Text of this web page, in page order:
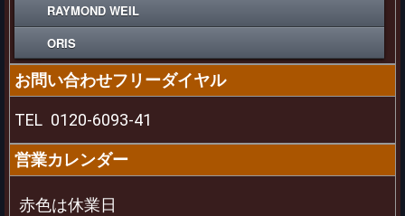
RAYMOND WEIL
ORIS
お問い合わせフリーダイヤル
TEL 0120-6093-41
営業カレンダー
赤色は休業日